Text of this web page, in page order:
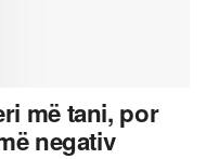
më tani, por
negativ